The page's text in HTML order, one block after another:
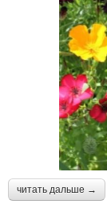
читать дальше →